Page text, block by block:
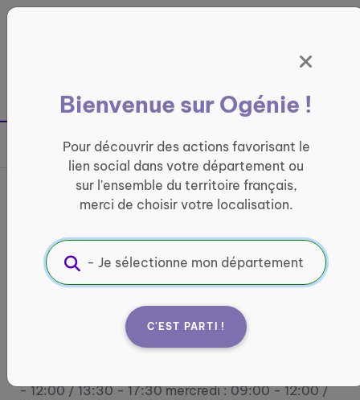
France entière
Bienvenue sur Ogénie !
Pour découvrir des actions favorisant le
lien social dans votre département ou
sur l'ensemble du territoire français,
merci de choisir votre localisation.
C'EST PARTI !
Partager sur
France services de
Montdidier
INFORMATIQUE ET ACCÈS AUX DROITS
Informations pratiques :
- 12:00 / 13:30 - 17:30 mercredi : 09:00 - 12:00 /
Panneau de gestion des cookies